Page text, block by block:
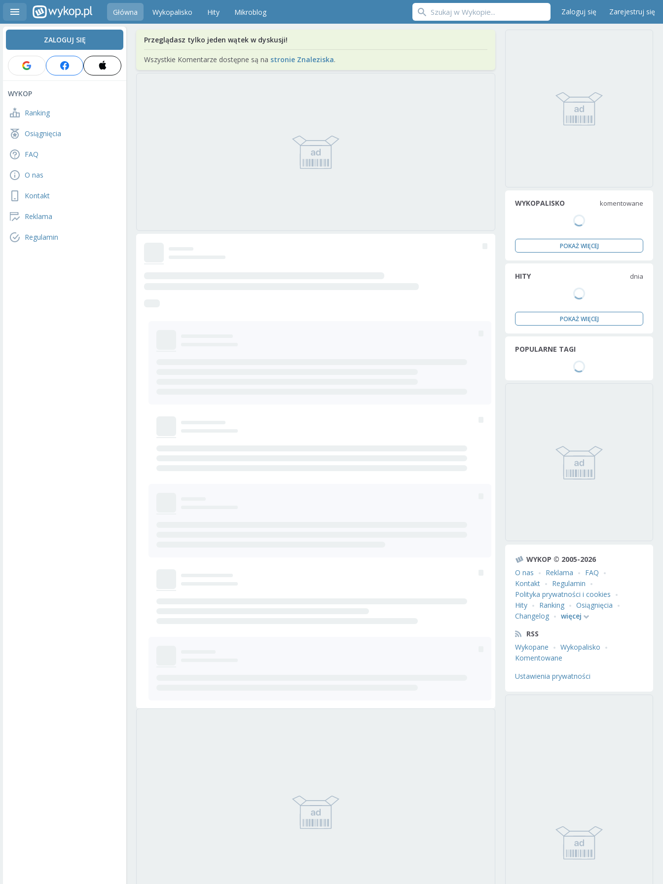
Główna Wykopalisko Hity Mikroblog Zaloguj się Zarejestruj się
ZALOGUJ SIĘ
WYKOP
Ranking
Osiągnięcia
FAQ
O nas
Kontakt
Reklama
Regulamin
Przeglądasz tylko jeden wątek w dyskusji!
Wszystkie Komentarze dostępne są na stronie Znaleziska.
WYKOPALISKO komentowane
POKAŻ WIĘCEJ
HITY dnia
POKAŻ WIĘCEJ
POPULARNE TAGI
WYKOP © 2005-2026
O nas
Reklama
FAQ
Kontakt
Regulamin
Polityka prywatności i cookies
Hity
Ranking
Osiągnięcia
Changelog
więcej
RSS
Wykopane
Wykopalisko
Komentowane
Ustawienia prywatności